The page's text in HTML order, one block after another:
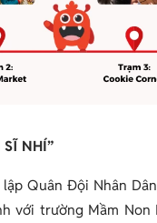
SĨ NHÍ”
Quân Đội Nhân
với trường Mầm Non